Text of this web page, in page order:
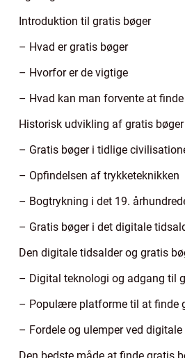
Introduktion til gratis bøger
– Hvad er gratis bøger
– Hvorfor er de vigtige
– Hvad kan man forvente at
Historisk udvikling af gratis bøger
– Gratis bøger i tidlige
– Opfindelsen af trykketeknikken
– Bogtrykning i det 19.
– Gratis bøger i det digitale
Den digitale tidsalder og gratis
– Digital teknologi og adgang til
– Populære platforme til at finde
– Fordele og ulemper ved digitale